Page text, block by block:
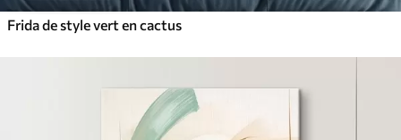
Frida de style vert en cactus